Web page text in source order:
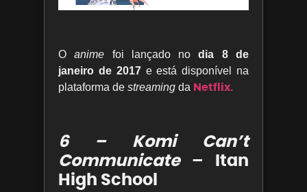
Oanime foi lançado nodia 8 de
janeiro de 2017e está disponível na
plataforma de streaming da Netflix.
6 – Komi Can’t
Communicate– Itan
High School